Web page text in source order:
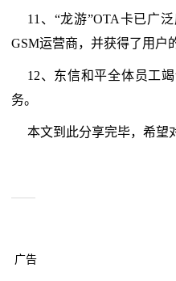
11、“龙游”OTA卡已广
GSM运营商，并获得了用户
12、东信和平全体员工
务。
本文到此分享完毕，希望
广告